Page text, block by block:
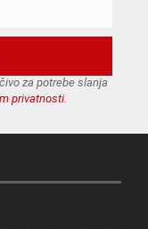
za potrebe slanja
privatnosti.